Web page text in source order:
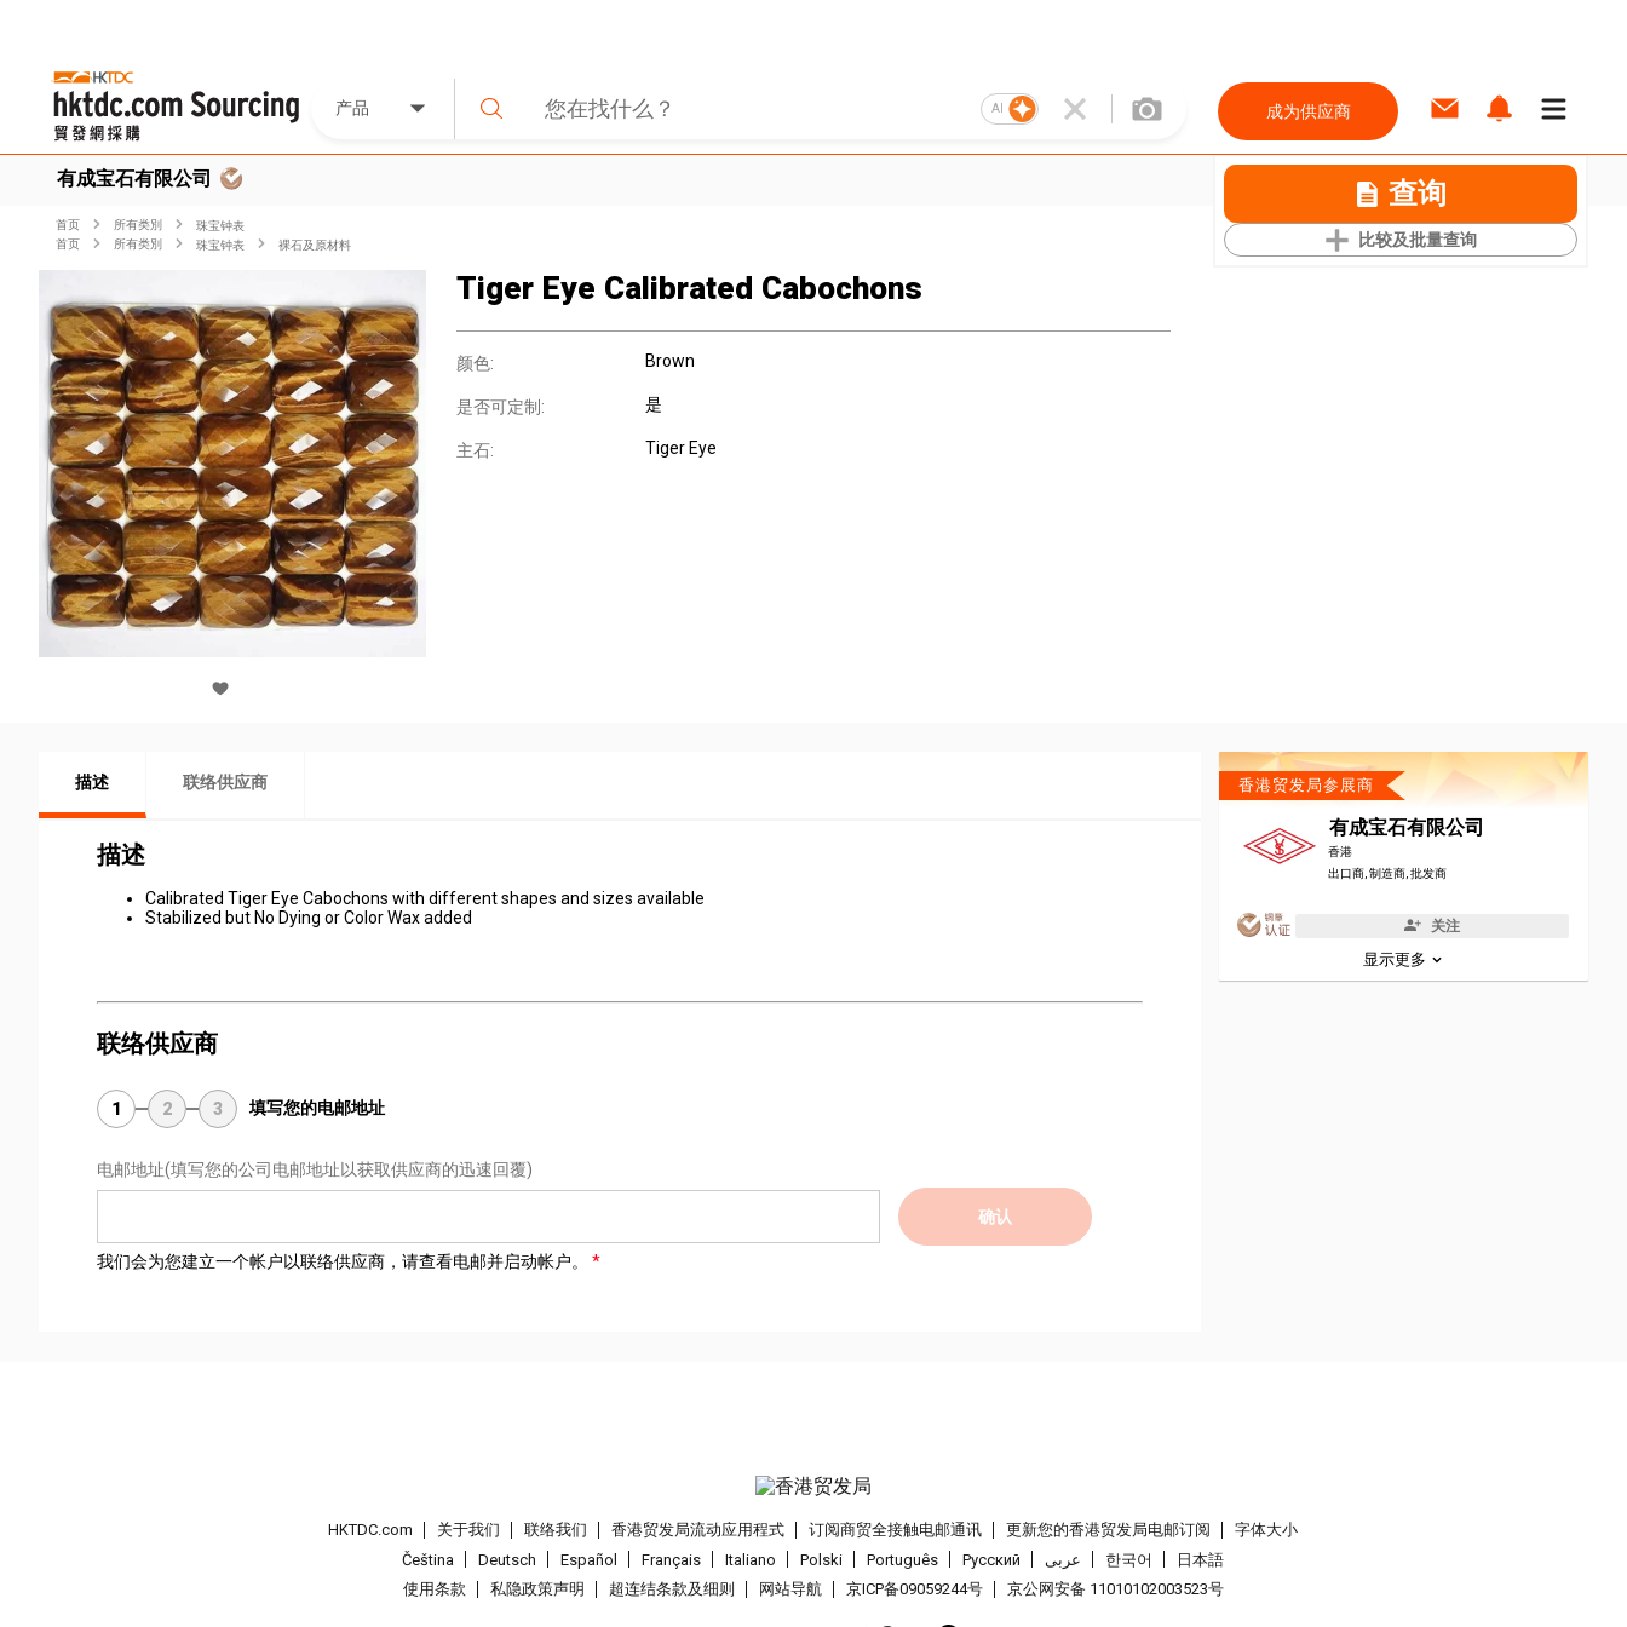
产品 AI 成为供应商
有成宝石有限公司 查询
比较及批量查询
首页 所有类別
珠宝钟表
首页
所有类別 珠宝钟表 裸石及原材料
Tiger Eye Calibrated Cabochons
颜色: Brown
是否可定制: 是
主石: Tiger Eye
描述 联络供应商
描述
Calibrated Tiger Eye Cabochons with different shapes and sizes available
Stabilized but No Dying or Color Wax added
联络供应商
1 2 3 填写您的电邮地址
电邮地址(填写您的公司电邮地址以获取供应商的迅速回覆)
确认
我们会为您建立一个帐户以联络供应商，请查看电邮并启动帐户。
香港贸发局参展商
有成宝石有限公司
香港
出口商, 制造商, 批发商
关注
显示更多
HKTDC.com 关于我们 联络我们 香港贸发局流动应用程式 订阅商贸全接触电邮通讯 更新您的香港贸发局电邮订阅
字体大小
Čeština
Deutsch Español Français Italiano Polski Português Pусский عربى 한국어
日本語
使用条款
私隐政策声明 超连结条款及细则 网站导航 京ICP备09059244号 京公网安备 11010102003523号